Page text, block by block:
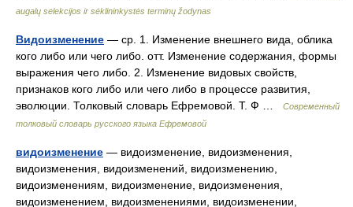
augalų selekcijos ir sėklininkystės terminų žodynas
Видоизменение — ср. 1. Изменение внешнего вида, облика
кого либо или чего либо. отт. Изменение содержания, формы
выражения чего либо. 2. Изменение видовых свойств,
признаков кого либо или чего либо в процессе развития,
эволюции. Толковый словарь Ефремовой. Т. Ф …
Современный
толковый словарь русского языка Ефремовой
видоизменение — видоизменение, видоизменения,
видоизменения, видоизменений, видоизменению,
видоизменениям, видоизменение, видоизменения,
видоизменением, видоизменениями, видоизменении,